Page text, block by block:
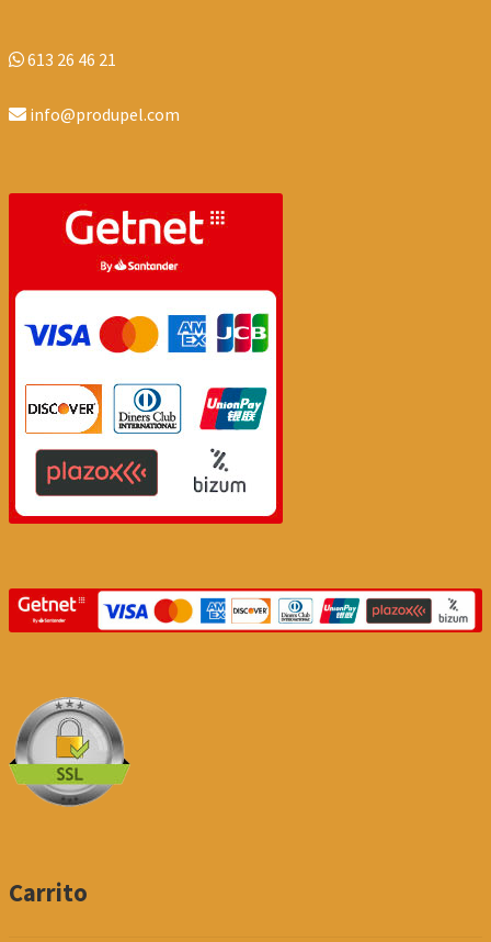
613 26 46 21
info@produpel.com
Carrito